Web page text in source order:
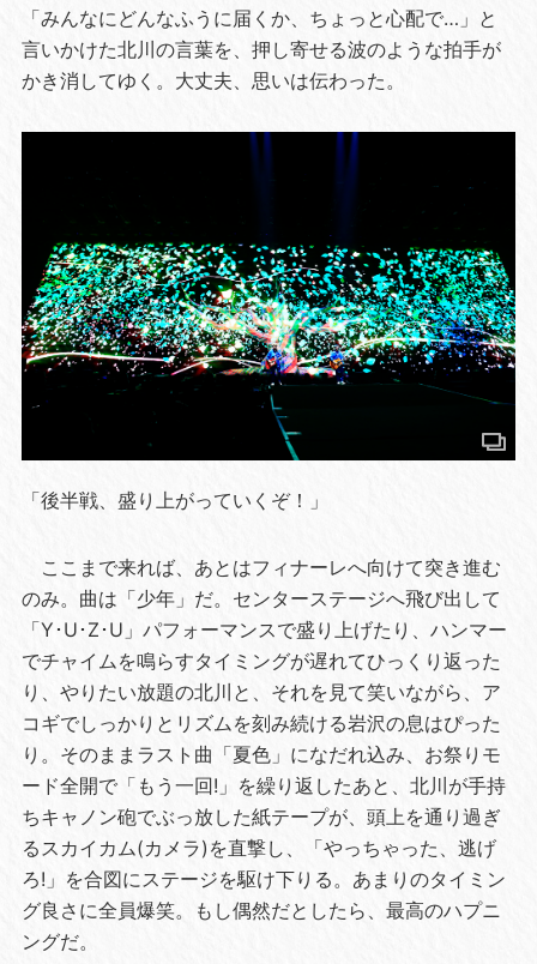
「みんなにどんなふうに届くか、ちょっと心配で…」と
言いかけた北川の言葉を、押し寄せる波のような拍手が
かき消してゆく。大丈夫、思いは伝わった。
「後半戦、盛り上がっていくぞ！」
ここまで来れば、あとはフィナーレへ向けて突き進む
のみ。曲は「少年」だ。センターステージへ飛び出して
「Y･U･Z･U」パフォーマンスで盛り上げたり、ハンマー
でチャイムを鳴らすタイミングが遅れてひっくり返った
り、やりたい放題の北川と、それを見て笑いながら、ア
コギでしっかりとリズムを刻み続ける岩沢の息はぴった
り。そのままラスト曲「夏色」になだれ込み、お祭りモ
ード全開で「もう一回!」を繰り返したあと、北川が手持
ちキャノン砲でぶっ放した紙テープが、頭上を通り過ぎ
るスカイカム(カメラ)を直撃し、「やっちゃった、逃げ
ろ!」を合図にステージを駆け下りる。あまりのタイミン
グ良さに全員爆笑。もし偶然だとしたら、最高のハプニ
ングだ。